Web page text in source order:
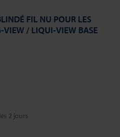
FIL NU POUR LES
VIEW / LIQUI-VIEW BASE
2 jours